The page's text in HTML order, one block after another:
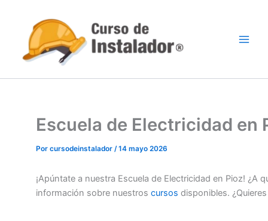
contenido
Escuela de Electricidad en
Por cursodeinstalador /14 mayo 2026
¡Apúntate a nuestra Escuela de Electricidad en Pioz! ¿A
información sobre nuestros cursos disponibles.